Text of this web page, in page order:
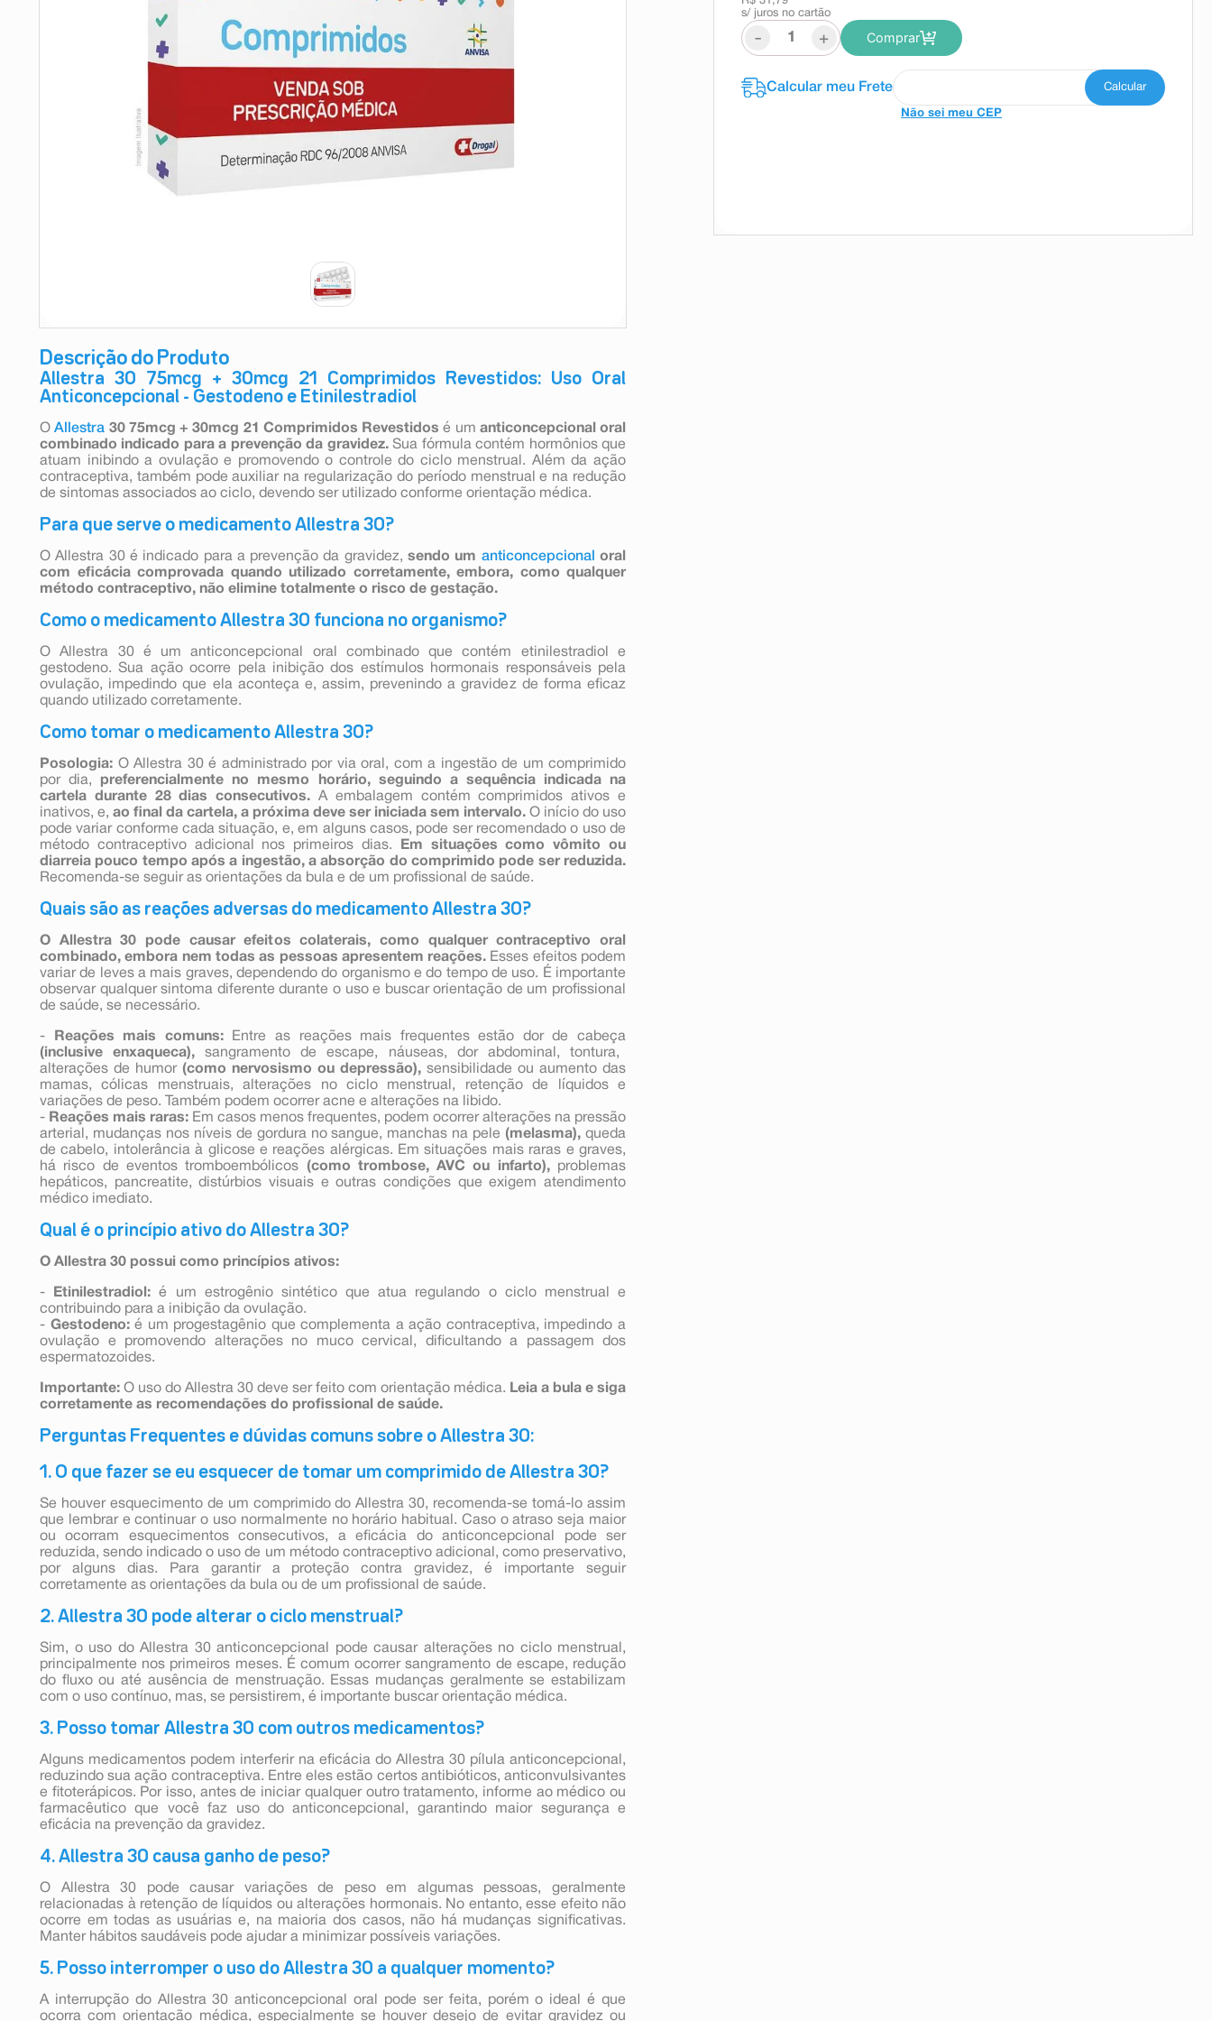
Descrição do Produto
Allestra 30 75mcg + 30mcg 21 Comprimidos Revestidos: Uso Oral
Anticoncepcional - Gestodeno e Etinilestradiol
OAllestra 30 75mcg + 30mcg 21 Comprimidos Revestidos é um anticoncepcional oral
combinado indicado para a prevenção da gravidez.Sua fórmula contém hormônios que
atuam inibindo a ovulação e promovendo o controle do ciclo menstrual. Além da ação
contraceptiva, também pode auxiliar na regularização do período menstrual e na redução
de sintomas associados ao ciclo, devendo ser utilizado conforme orientação médica.
Para que serve o medicamento Allestra 30?
O Allestra 30 é indicado para a prevenção da gravidez,sendo um anticoncepcionaloral
com eficácia comprovada quando utilizado corretamente, embora, como qualquer
método contraceptivo, não elimine totalmente o risco de gestação.
Como o medicamento Allestra 30 funciona no organismo?
O Allestra 30 é um anticoncepcional oral combinado que contém etinilestradiol e
gestodeno. Sua ação ocorre pela inibição dos estímulos hormonais responsáveis pela
ovulação, impedindo que ela aconteça e, assim, prevenindo a gravidez de forma eficaz
quando utilizado corretamente.
Como tomar o medicamento Allestra 30?
Posologia: O Allestra 30 é administrado por via oral, com a ingestão de um comprimido
por dia, preferencialmente no mesmo horário, seguindo a sequência indicada na
cartela durante 28 dias consecutivos. A embalagem contém comprimidos ativos e
inativos, e, ao final da cartela, a próxima deve ser iniciada sem intervalo. O início do uso
pode variar conforme cada situação, e, em alguns casos, pode ser recomendado o uso de
método contraceptivo adicional nos primeiros dias.
Em situações como vômito ou
diarreia pouco tempo após a ingestão, a absorção do comprimido pode ser reduzida.
Recomenda-se seguir as orientações da bula e de um profissional de saúde.
Quais são as reações adversas do medicamento Allestra 30?
O Allestra 30 pode causar efeitos colaterais, como qualquer contraceptivo oral
combinado, embora nem todas as pessoas apresentem reações. Esses efeitos podem
variar de leves a mais graves, dependendo do organismo e do tempo de uso. É importante
observar qualquer sintoma diferente durante o uso e buscar orientação de um profissional
de saúde, se necessário.
- Reações mais comuns:Entre as reações mais frequentes estão dor de cabeça
(inclusive enxaqueca), sangramento de escape, náuseas, dor abdominal, tontura,
alterações de humor (como nervosismo ou depressão), sensibilidade ou aumento das
mamas, cólicas menstruais, alterações no ciclo menstrual, retenção de líquidos e
variações de peso. Também podem ocorrer acne e alterações na libido.
- Reações mais raras: Em casos menos frequentes, podem ocorrer alterações na pressão
arterial, mudanças nos níveis de gordura no sangue, manchas na pele (melasma), queda
de cabelo, intolerância à glicose e reações alérgicas. Em situações mais raras e graves,
há risco de eventos tromboembólicos
(como trombose, AVC ou infarto),problemas
hepáticos, pancreatite, distúrbios visuais e outras condições que exigem atendimento
médico imediato.
Qual é o princípio ativo do Allestra 30?
O Allestra 30 possui como princípios ativos:
- Etinilestradiol: é um estrogênio sintético que atua regulando o ciclo menstrual e
contribuindo para a inibição da ovulação.
- Gestodeno:é um progestagênio que complementa a ação contraceptiva, impedindo a
ovulação e promovendo alterações no muco cervical, dificultando a passagem dos
espermatozoides.
Importante: O uso do Allestra 30 deve ser feito com orientação médica. Leia a bula e siga
corretamente as recomendações do profissional de saúde.
Perguntas Frequentes e dúvidas comuns sobre o Allestra 30:
1. O que fazer se eu esquecer de tomar um comprimido de Allestra 30?
Se houver esquecimento de um comprimido do Allestra 30, recomenda-se tomá-lo assim
que lembrar e continuar o uso normalmente no horário habitual. Caso o atraso seja maior
ou ocorram esquecimentos consecutivos, a eficácia do anticoncepcional pode ser
reduzida, sendo indicado o uso de um método contraceptivo adicional, como preservativo,
por alguns dias. Para garantir a proteção contra gravidez, é importante seguir
corretamente as orientações da bula ou de um profissional de saúde.
2. Allestra 30 pode alterar o ciclo menstrual?
Sim, o uso do Allestra 30 anticoncepcional pode causar alterações no ciclo menstrual,
principalmente nos primeiros meses. É comum ocorrer sangramento de escape, redução
do fluxo ou até ausência de menstruação. Essas mudanças geralmente se estabilizam
com o uso contínuo, mas, se persistirem, é importante buscar orientação médica.
3. Posso tomar Allestra 30 com outros medicamentos?
Alguns medicamentos podem interferir na eficácia do Allestra 30 pílula anticoncepcional,
reduzindo sua ação contraceptiva. Entre eles estão certos antibióticos, anticonvulsivantes
e fitoterápicos. Por isso, antes de iniciar qualquer outro tratamento, informe ao médico ou
farmacêutico que você faz uso do anticoncepcional, garantindo maior segurança e
eficácia na prevenção da gravidez.
4. Allestra 30 causa ganho de peso?
O Allestra 30 pode causar variações de peso em algumas pessoas, geralmente
relacionadas à retenção de líquidos ou alterações hormonais. No entanto, esse efeito não
ocorre em todas as usuárias e, na maioria dos casos, não há mudanças significativas.
Manter hábitos saudáveis pode ajudar a minimizar possíveis variações.
5. Posso interromper o uso do Allestra 30 a qualquer momento?
A interrupção do Allestra 30 anticoncepcional oral pode ser feita, porém o ideal é que
ocorra com orientação médica, especialmente se houver desejo de evitar gravidez ou
s/ juros no cartão
- + Comprar
Não sei meu CEP
10ºshampoo